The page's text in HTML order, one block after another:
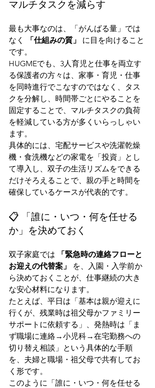
マルチタスクを減らす
最も大事なのは、「がんばる量」では
なく
「仕組みの質」
に目を向けること
です。
HUGMEでも、3人育児と仕事を両立す
る保護者の方々は、家事・育児・仕事
を同時進行でこなすのではなく、タス
クを分解し、時間帯ごとにやることを
固定することで、マルチタスクの負荷
を軽減している方が多くいらっしゃい
ます。
具体的には、宅配サービスや洗濯乾燥
機・食洗機などの家電を「投資」とし
て導入し、双子の生活リズムをできる
だけそろえることで、親の手と時間を
確保しているケースが代表的です。
📋 「誰に・いつ・何を任せる
か」を決めておく
双子家庭では
「緊急時の連絡フローと
お迎えの代替案」
を、入園・入学前か
ら決めておくことが、仕事継続の大き
な安心材料になります。
たとえば、平日は「基本は親が迎えに
行くが、残業時は祖父母かファミリー
サポートに依頼する」、発熱時は「ま
ず職場に連絡→小児科→在宅勤務への
切り替え相談」という具体的な手順
を、夫婦と職場・祖父母で共有してお
く形です。
このように「誰に・いつ・何を任せる